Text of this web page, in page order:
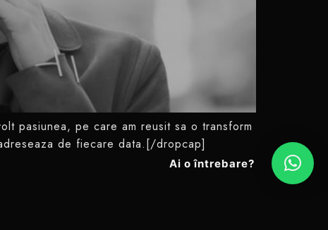
pasiunea, pe care am reusit sa o transform
de fiecare data.[/dropcap]
Ai o întrebare?